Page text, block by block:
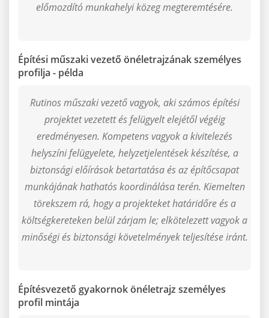
előmozdító munkahelyi közeg megteremtésére.
Építési műszaki vezető önéletrajzának személyes
profilja - példa
Rutinos műszaki vezető vagyok, aki számos építési
projektet vezetett és felügyelt elejétől végéig
eredményesen. Kompetens vagyok a kivitelezés
helyszíni felügyelete, helyzetjelentések készítése, a
biztonsági előírások betartatása és az építőcsapat
munkájának hathatós koordinálása terén. Kiemelten
törekszem rá, hogy a projekteket határidőre és a
költségkereteken belül zárjam le; elkötelezett vagyok a
minőségi és biztonsági követelmények teljesítése iránt.
Építésvezető gyakornok önéletrajz személyes
profil mintája